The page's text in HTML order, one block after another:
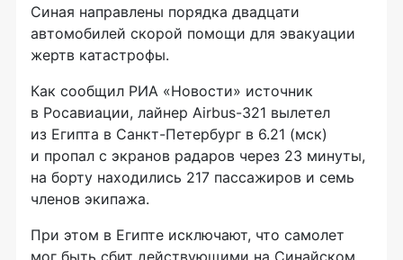
Синая направлены порядка двадцати
автомобилей скорой помощи для эвакуации
жертв катастрофы.
Как сообщил РИА «Новости» источник
в Росавиации, лайнер Airbus-321 вылетел
из Египта в Санкт-Петербург в 6.21 (мск)
и пропал с экранов радаров через 23 минуты,
на борту находились 217 пассажиров и семь
членов экипажа.
При этом в Египте исключают, что самолет
мог быть сбит действующими на Синайском